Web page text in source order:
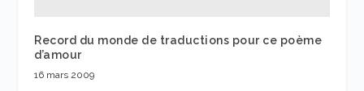
Record du monde de traductions pour ce poème
d’amour
16 mars 2009